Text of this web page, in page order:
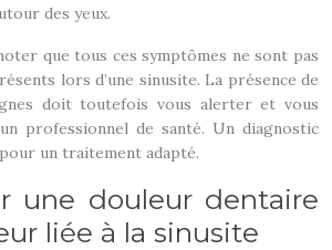
des yeux.
que tous ces symptômes ne sont pas
lors d’une sinusite. La présence de
doit toutefois vous alerter et vous
professionnel de santé. Un diagnostic
un traitement adapté.
une douleur dentaire
liée à la sinusite